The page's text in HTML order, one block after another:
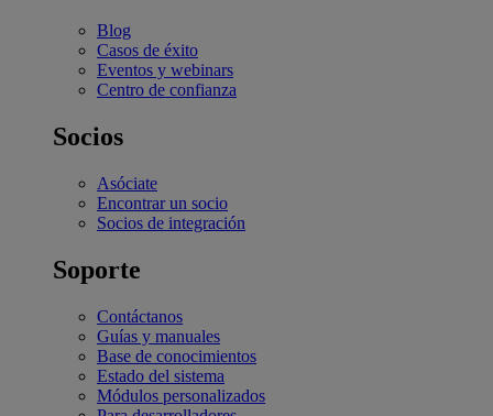
Blog
Casos de éxito
Eventos y webinars
Centro de confianza
Socios
Asóciate
Encontrar un socio
Socios de integración
Soporte
Contáctanos
Guías y manuales
Base de conocimientos
Estado del sistema
Módulos personalizados